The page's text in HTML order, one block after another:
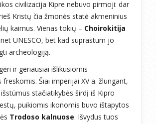
civilizacija Kipre nebuvo pirmoji: dar
Kristų čia žmonės statė akmeninius
kaimus. Vienas tokių – Choirokitija
UNESCO, bet kad suprastum jo
archeologiją.
ir geriausiai išlikusiomis
Šiai imperijai XV a. žlungant,
stačiatikybės širdį iš Kipro
puikiomis ikonomis buvo ištapytos
Trodoso kalnuose. Išvydus tuos